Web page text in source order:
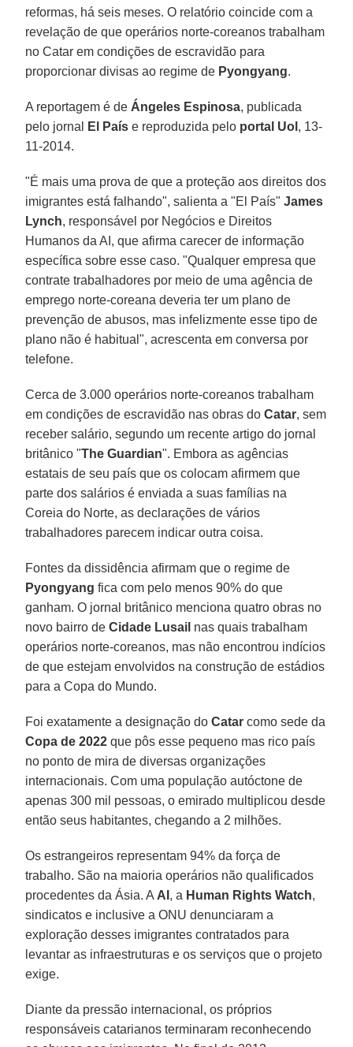
reformas, há seis meses. O relatório coincide com a
revelação de que operários norte-coreanos trabalham
no Catar em condições de escravidão para
proporcionar divisas ao regime de Pyongyang.
A reportagem é de Ángeles Espinosa, publicada
pelo jornal
El País e reproduzida pelo portal Uol , 13-
11-2014.
"É mais uma prova de que a proteção aos direitos dos
imigrantes está falhando", salienta a "El País"James
Lynch, responsável por Negócios e Direitos
Humanos da AI, que afirma carecer de informação
específica sobre esse caso. "Qualquer empresa que
contrate trabalhadores por meio de uma agência de
emprego norte-coreana deveria ter um plano de
prevenção de abusos, mas infelizmente esse tipo de
plano não é habitual", acrescenta em conversa por
telefone.
Cerca de 3.000 operários norte-coreanos trabalham
em condições de escravidão nas obras doCatar, sem
receber salário, segundo um recente artigo do jornal
britânico "The Guardian". Embora as agências
estatais de seu país que os colocam afirmem que
parte dos salários é enviada a suas famílias na
Coreia do Norte, as declarações de vários
trabalhadores parecem indicar outra coisa.
Fontes da dissidência afirmam que o regime de
Pyongyang fica com pelo menos 90% do que
ganham. O jornal britânico menciona quatro obras no
novo bairro deCidade Lusail nas quais trabalham
operários norte-coreanos, mas não encontrou indícios
de que estejam envolvidos na construção de estádios
para a Copa do Mundo.
Foi exatamente a designação doCatar como sede da
Copa de 2022 que pôs esse pequeno mas rico país
no ponto de mira de diversas organizações
internacionais. Com uma população autóctone de
apenas 300 mil pessoas, o emirado multiplicou desde
então seus habitantes, chegando a 2 milhões.
Os estrangeiros representam 94% da força de
trabalho. São na maioria operários não qualificados
procedentes da Ásia. A AI , a Human Rights Watch,
sindicatos e inclusive a ONU denunciaram a
exploração desses imigrantes contratados para
levantar as infraestruturas e os serviços que o projeto
exige.
Diante da pressão internacional, os próprios
responsáveis catarianos terminaram reconhecendo